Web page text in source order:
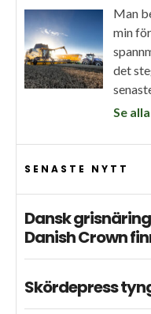
Man
min
det
Se
SENASTE NYTT
Dansk
Danish Crown
Skördepress